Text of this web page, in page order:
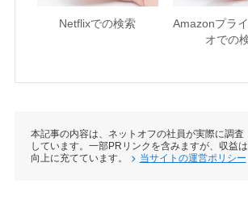
Netflixでの検索
Amazonプラ
オでの
本記事の内容は、ネットオフの社員が実際に調査
しています。一部PRリンクを含みますが、収益
向上に充てています。
当サイトの運営ポリシー